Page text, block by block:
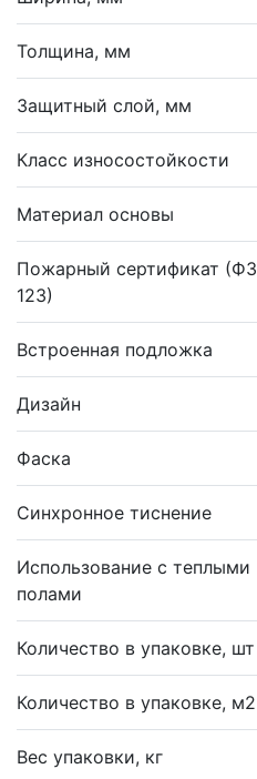
Толщина, мм
Защитный слой, мм
Класс износостойкости
Материал основы
Пожарный сертификат (ФЗ
123)
Встроенная подложка
Дизайн
Фаска
Синхронное тиснение
Использование с теплыми
полами
Количество в упаковке, шт
Количество в упаковке, м2
Вес упаковки, кг